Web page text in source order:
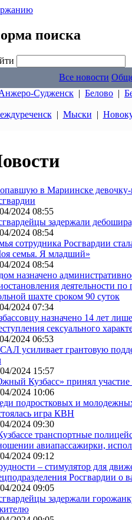
поиска
Все новости
Судженск | Белово |
| Мыски |
в Мариинске девочку-
2024 08:55
задержали
2024 08:54
сотрудника Росгвардии
семья. Я младший»
2024 08:54
назначено
деятельности
шахте сроком 90 суток
2024 07:34
назначено 14 лет
сексуального
2024 06:53
усиливает грантовую
2024 15:57
Кузбасс» принял участие
2024 10:06
подростковых и
игра КВН
2024 09:30
транспортные
авиапассажирки,
2024 09:12
– стимулятор для
Росгвардии о
2024 09:05
задержали